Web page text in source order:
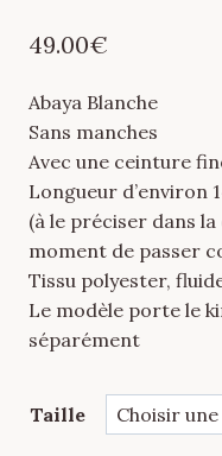
49.00€
Abaya Blanche
Sans manches
Avec une ceinture
Longueur d’environ
(à le préciser dans
moment de passer
Tissu polyester,
Le modèle porte le
séparément
Taille